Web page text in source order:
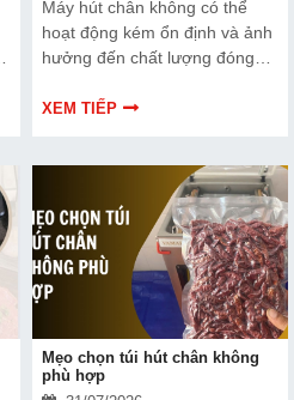
Máy hút chân không có thể
hoạt động kém ổn định và ảnh
hưởng đến chất lượng đóng
Bài viết dưới đây sẽ giúp bạn
XEM TIẾP
Mẹo chọn túi hút chân không
phù hợp